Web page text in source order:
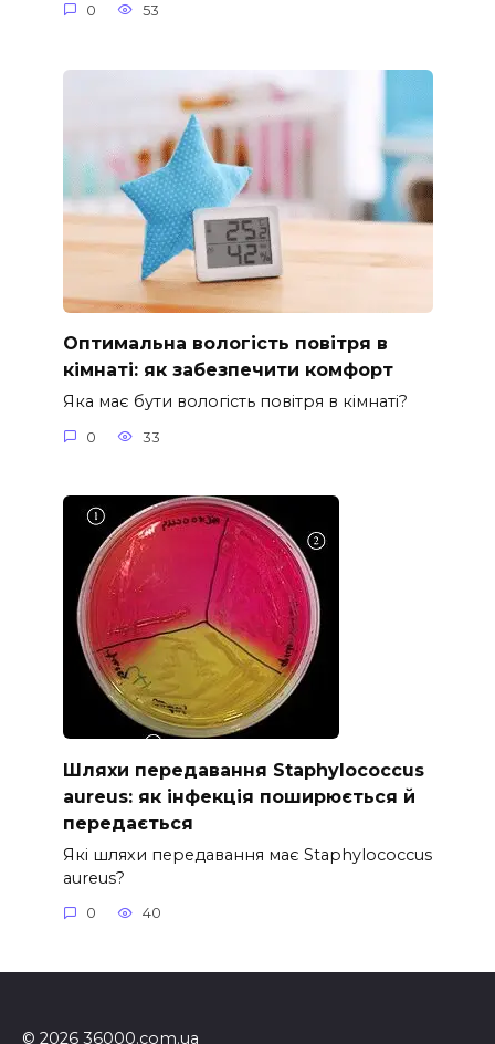
0 53
Оптимальна вологість повітря в
кімнаті: як забезпечити комфорт
Яка має бути вологість повітря в кімнаті?
0 33
Шляхи передавання Staphylococcus
aureus: як інфекція поширюється й
передається
Які шляхи передавання має Staphylococcus
aureus?
0 40
© 2026 36000.com.ua